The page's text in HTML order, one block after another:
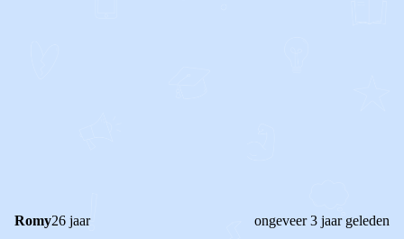
Romy26 jaar ongeveer 3 jaar geleden